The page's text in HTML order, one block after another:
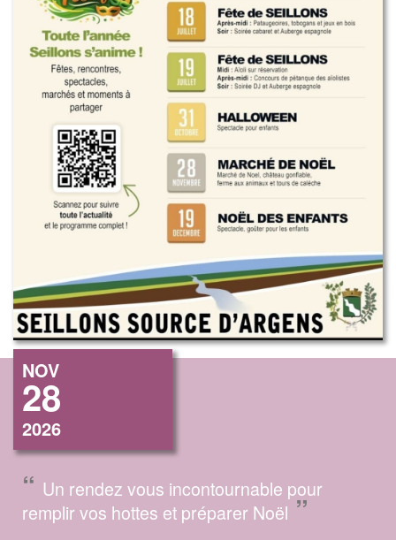
NOV
28
2026
“ Un rendez vous incontournable pour
remplir vos hottes et préparer Noël”